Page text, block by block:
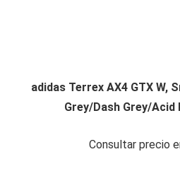
adidas Terrex AX4 GTX W,
Grey/Dash Grey/Acid
Consultar precio